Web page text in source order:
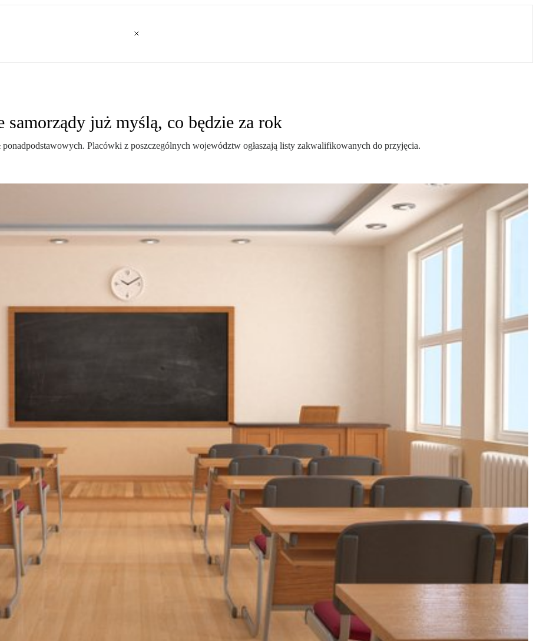
samorządy już myślą, co będzie za rok
Placówki z poszczególnych województw ogłaszają listy zakwalifikowanych do przyjęcia.